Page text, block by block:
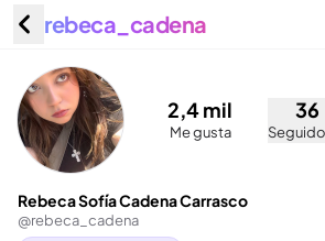
Rebeca Sofía
rebeca_cadena
2,4 mil
Me gusta
36
Rebeca Sofía Cadena Carrasco
@rebeca_cadena